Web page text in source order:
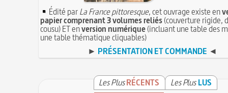
Édité parLa France pittoresque, cet ouvrage existe en
papier comprenant 3 volumes reliés(couverture rigide,
cousu) ET enversion numérique(incluant une table des
une table thématique cliquables)
► PRÉSENTATION ET COMMANDE ◄
Les PlusRÉCENTS Les Plus LUS